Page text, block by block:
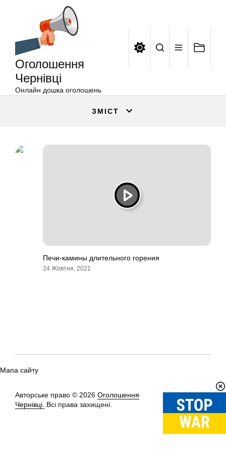
Оголошення
Чернівці
Онлайн дошка оголошень
ЗМІСТ
Печи-камины длительного горения
24 Жовтня, 2021
Мапа сайту
Авторське право © 2026 Оголошення
Чернівці. Всі права захищені.
Вгору↑